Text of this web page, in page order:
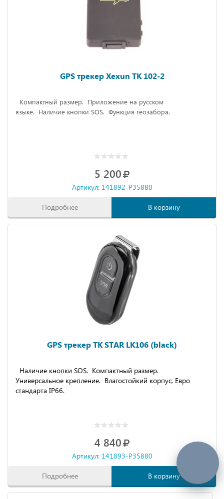
GPS трекер Xexun TK 102-2
Компактный размер. Приложение на русском
языке. Наличие кнопки SOS. Функция геозабора.
5 200
Артикул: 141892-P35880
Подробнее В корзину
GPS трекер TK STAR LK106 (black)
Наличие кнопки SOS. Компактный размер.
Универсальное крепление. Влагостойкий корпус, Евро
стандарта IP66.
4 840
Артикул: 141893-P35880
Подробнее В корзину